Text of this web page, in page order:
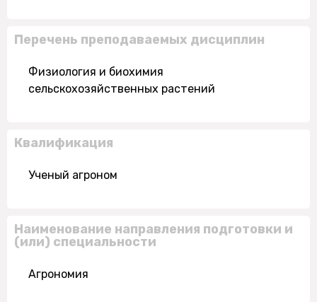
Перечень преподаваемых дисциплин
Физиология и биохимия
сельскохозяйственных растений
Квалификация
Ученый агроном
Наименование направления подготовки и
(или) специальности
Агрономия